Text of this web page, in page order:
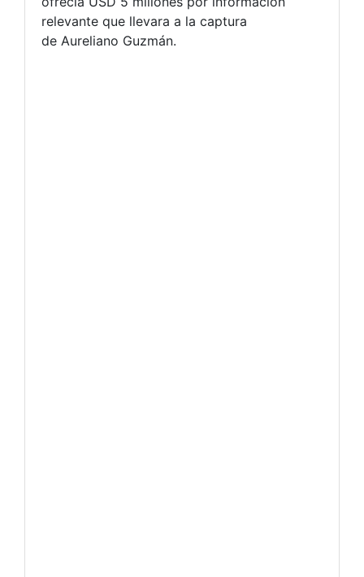
relevante que llevara a la captura
de Aureliano Guzmán.